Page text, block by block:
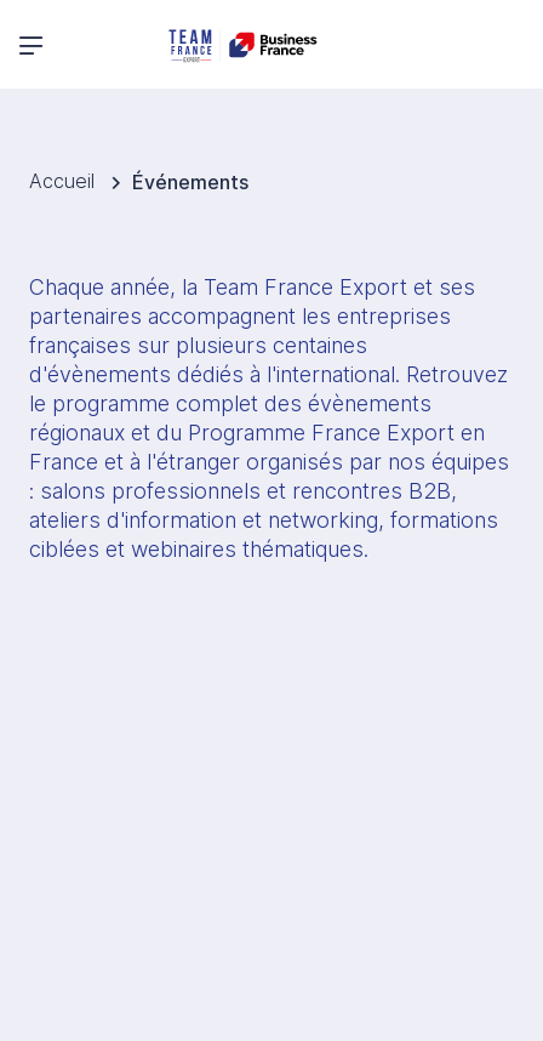
Menu principal
Accueil Événements
Chaque année, la Team France Export et ses
partenaires accompagnent les entreprises
françaises sur plusieurs centaines
d'évènements dédiés à l'international. Retrouvez
le programme complet des évènements
régionaux et du Programme France Export en
France et à l'étranger organisés par nos équipes
: salons professionnels et rencontres B2B,
ateliers d'information et networking, formations
ciblées et webinaires thématiques.